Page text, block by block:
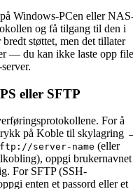
Windows-PCen eller
og få tilgang til den i
støttet, men det tillater
— du kan ikke laste opp
eller SFTP
For å
på Koble til skylagring
ftp://server-name (eller
oppgi brukernavnet
For SFTP (SSH-
enten et passord eller et